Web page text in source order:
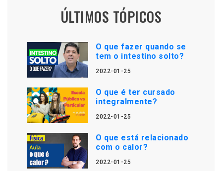
ÚLTIMOS TÓPICOS
O que fazer quando se
tem o intestino solto?
2022-01-25
O que é ter cursado
integralmente?
2022-01-25
O que está relacionado
com o calor?
2022-01-25